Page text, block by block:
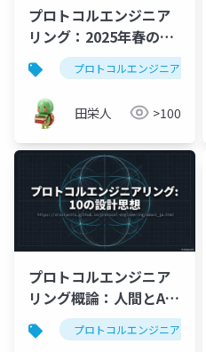
プロトコルエンジニア
リング：2025年春の
3WEPが先導した「知性
を削り出す」対話型ル
ープの真髄
プロトコルエンジニアリング
田栄人 >100
プロトコルエンジニア
リング概論：人間とAI
の思考を同期させる10
の設計思想
プロトコルエンジニアリング